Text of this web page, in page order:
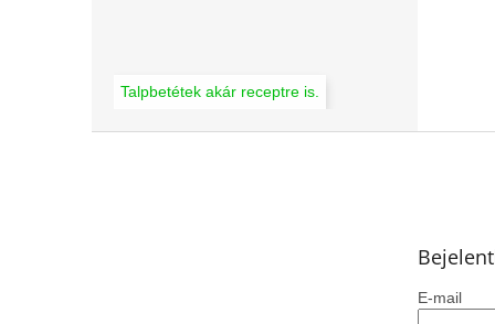
Talpbetétek akár receptre is.
E-mail